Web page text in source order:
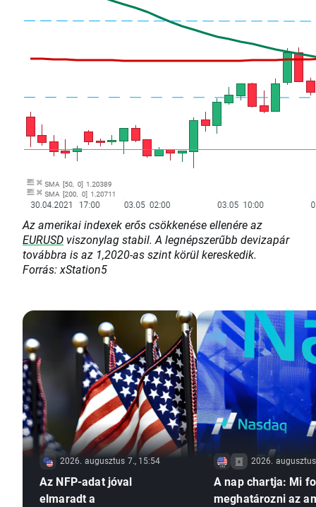
Az amerikai indexek erős csökkenése ellenére az
EURUSD viszonylag stabil. A legnépszerűbb devizapár
továbbra is az 1,2020-as szint körül kereskedik.
Forrás: xStation5
2026. augusztus 7., 15:54
Az NFP-adat jóval
elmaradt a
2026.
A nap chartja: Mi
meghatározni az